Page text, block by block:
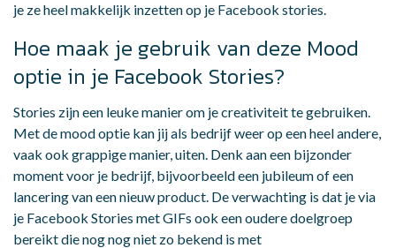
je ze heel makkelijk inzetten op je Facebook stories.
Hoe maak je gebruik van deze Mood
optie in je Facebook Stories?
Stories zijn een leuke manier om je creativiteit te gebruiken.
Met de mood optie kan jij als bedrijf weer op een heel andere,
vaak ook grappige manier, uiten. Denk aan een bijzonder
moment voor je bedrijf, bijvoorbeeld een jubileum of een
lancering van een nieuw product. De verwachting is dat je via
je Facebook Stories met GIFs ook een oudere doelgroep
bereikt die nog nog niet zo bekend is met